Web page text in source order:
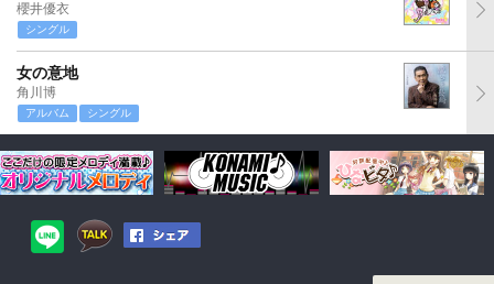
櫻井優衣
シングル
女の意地
角川博
アルバム シングル